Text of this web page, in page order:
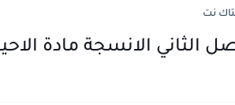
نت
الانسجة مادة الاحياء